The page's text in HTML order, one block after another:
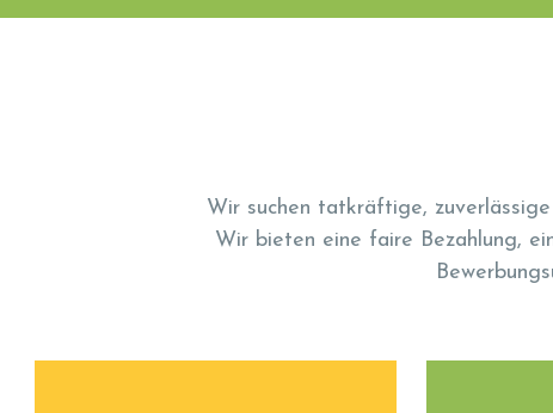
Wir suchen tatkräftige,
Wir bieten eine faire Bezahlung,